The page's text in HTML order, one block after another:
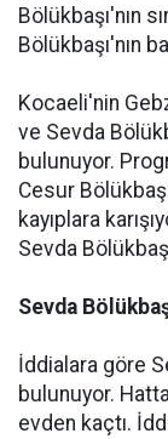
Bölükbaşı'nın
Bölükbaşı'nın
Kocaeli'nin
ve Sevda
bulunuyor.
Cesur
kayıplara
Sevda
Sevda
İddialara göre
bulunuyor.
evden kaçtı.